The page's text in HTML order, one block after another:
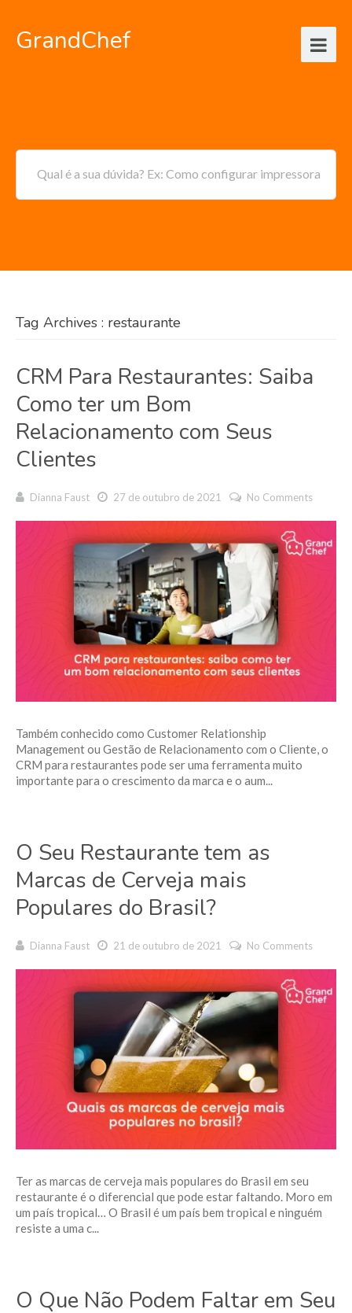
GrandChef
Qual é a sua dúvida? Ex: Como configurar impressora
Tag Archives : restaurante
CRM Para Restaurantes: Saiba
Como ter um Bom
Relacionamento com Seus
Clientes
Dianna Faust 27 de outubro de 2021 No Comments
Também conhecido como Customer Relationship
Management ou Gestão de Relacionamento com o Cliente, o
CRM para restaurantes pode ser uma ferramenta muito
importante para o crescimento da marca e o aum...
O Seu Restaurante tem as
Marcas de Cerveja mais
Populares do Brasil?
Dianna Faust 21 de outubro de 2021 No Comments
Ter as marcas de cerveja mais populares do Brasil em seu
restaurante é o diferencial que pode estar faltando. Moro em
um país tropical… O Brasil é um país bem tropical e ninguém
resiste a uma c...
O Que Não Podem Faltar em Seu